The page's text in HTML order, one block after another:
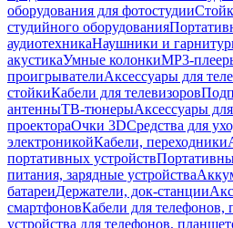
оборудования для фотостудии
студийного оборудования
аудиотехникаНаушники и
акустикаУмные колонкиMP3-
проигрывателиАксессуары для
стойкиКабели для телевизоров
антенныТВ-тюнерыАксессуары
проектораОчки 3DСредства для
электроникойКабели, переходники
портативных устройств
питания, зарядные устройства
батареиДержатели, док-станции
смартфоновКабели для телефонов,
устройства для телефонов,